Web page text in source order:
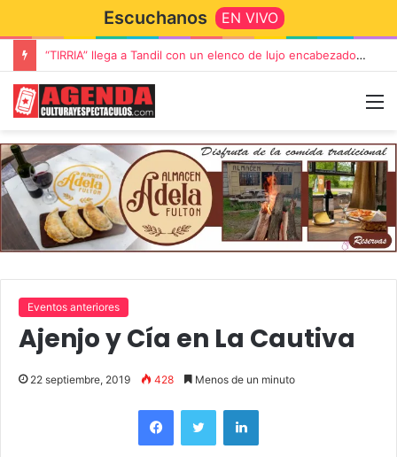
Escuchanos EN VIVO
“TIRRIA” llega a Tandil con un elenco de lujo encabezado por Capusotto, Spregelburd y Stefani
Eventos anteriores
Ajenjo y Cía en La Cautiva
22 septiembre, 2019 428 Menos de un minuto